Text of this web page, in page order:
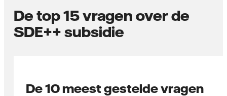
De top 15 vragen over de
SDE++ subsidie
De 10 meest gestelde vragen